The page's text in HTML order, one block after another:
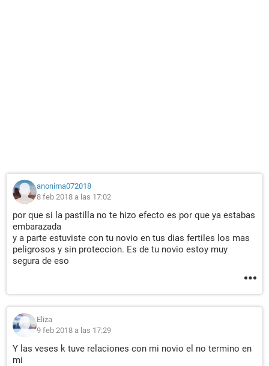
anonima072018
8 feb 2018 a las 17:02
por que si la pastilla no te hizo efecto es por que ya estabas
embarazada
y a parte estuviste con tu novio en tus dias fertiles los mas
peligrosos y sin proteccion. Es de tu novio estoy muy
segura de eso
Eliza
9 feb 2018 a las 17:29
Y las veses k tuve relaciones con mi novio el no termino en
mi